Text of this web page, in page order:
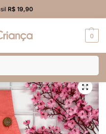
R$ 19,90
0
Salopete